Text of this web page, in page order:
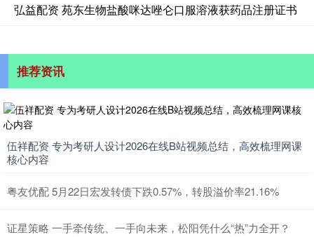
弘益配资 苑东生物盐酸咪达唑仑口服溶液获药品注册证书
推荐资讯
伍祥配资 专为考研人设计2026在线B站视频总结，高效梳理网课
核心内容
粤友优配 5月22日宏发转债下跌0.57%，转股溢价率21.16%
证星策略 一手牵传统、一手向未来，松阳凭什么“热”力全开？